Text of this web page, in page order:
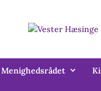
Menighedsrådet